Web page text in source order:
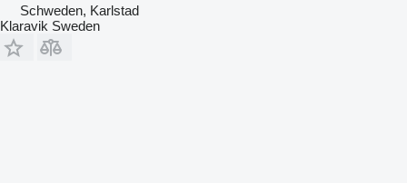
Schweden, Karlstad
Klaravik Sweden